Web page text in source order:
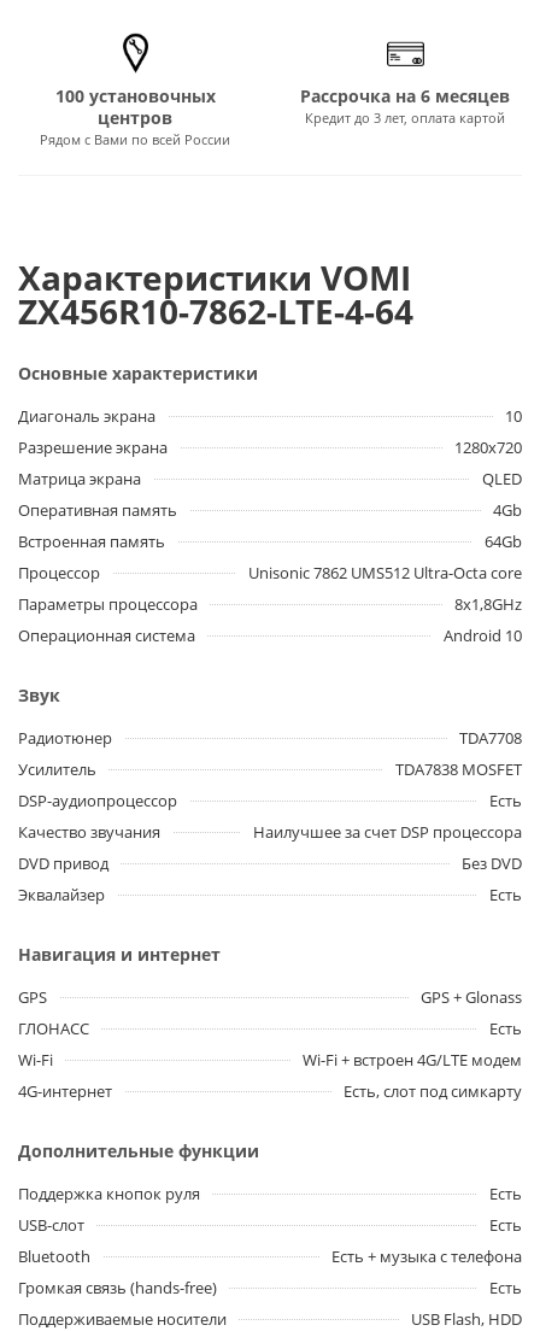
100 установочных
центров
Рядом с Вами по всей России
Рассрочка на 6 месяцев
Кредит до 3 лет, оплата картой
Характеристики VOMI
ZX456R10-7862-LTE-4-64
Основные характеристики
Диагональ экрана
10
Разрешение экрана
1280x720
Матрица экрана
QLED
Оперативная память
4Gb
Встроенная память
64Gb
Процессор
Unisonic 7862 UMS512 Ultra-Octa core
Параметры процессора
8x1,8GHz
Операционная система
Android 10
Звук
Радиотюнер
TDA7708
Усилитель
TDA7838 MOSFET
DSP-аудиопроцессор
Есть
Качество звучания
Наилучшее за счет DSP процессора
DVD привод
Без DVD
Эквалайзер
Есть
Навигация и интернет
GPS
GPS + Glonass
ГЛОНАСС
Есть
Wi-Fi
Wi-Fi + встроен 4G/LTE модем
4G-интернет
Есть, слот под симкарту
Дополнительные функции
Поддержка кнопок руля
Есть
USB-слот
Есть
Bluetooth
Есть + музыка с телефона
Громкая связь (hands-free)
Есть
Поддерживаемые носители
USB Flash, HDD